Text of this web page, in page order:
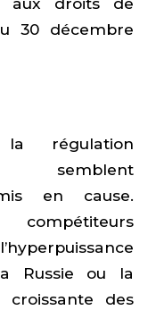
30 décembre
régulation
semblent
en cause.
Russie ou la
des